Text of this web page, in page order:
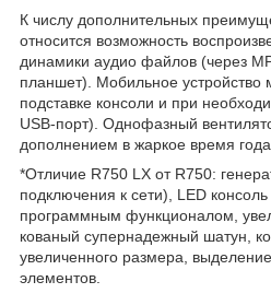
К числу дополнительных
относится возможность
динамики аудио файлов (через
планшет). Мобильное устройство
подставке консоли и при
USB-порт). Однофазный
дополнением в жаркое время года.
*Отличие R750 LX от R750:
подключения к сети), LED
программным функционалом,
кованый супернадежный шатун,
увеличенного размера,
элементов.